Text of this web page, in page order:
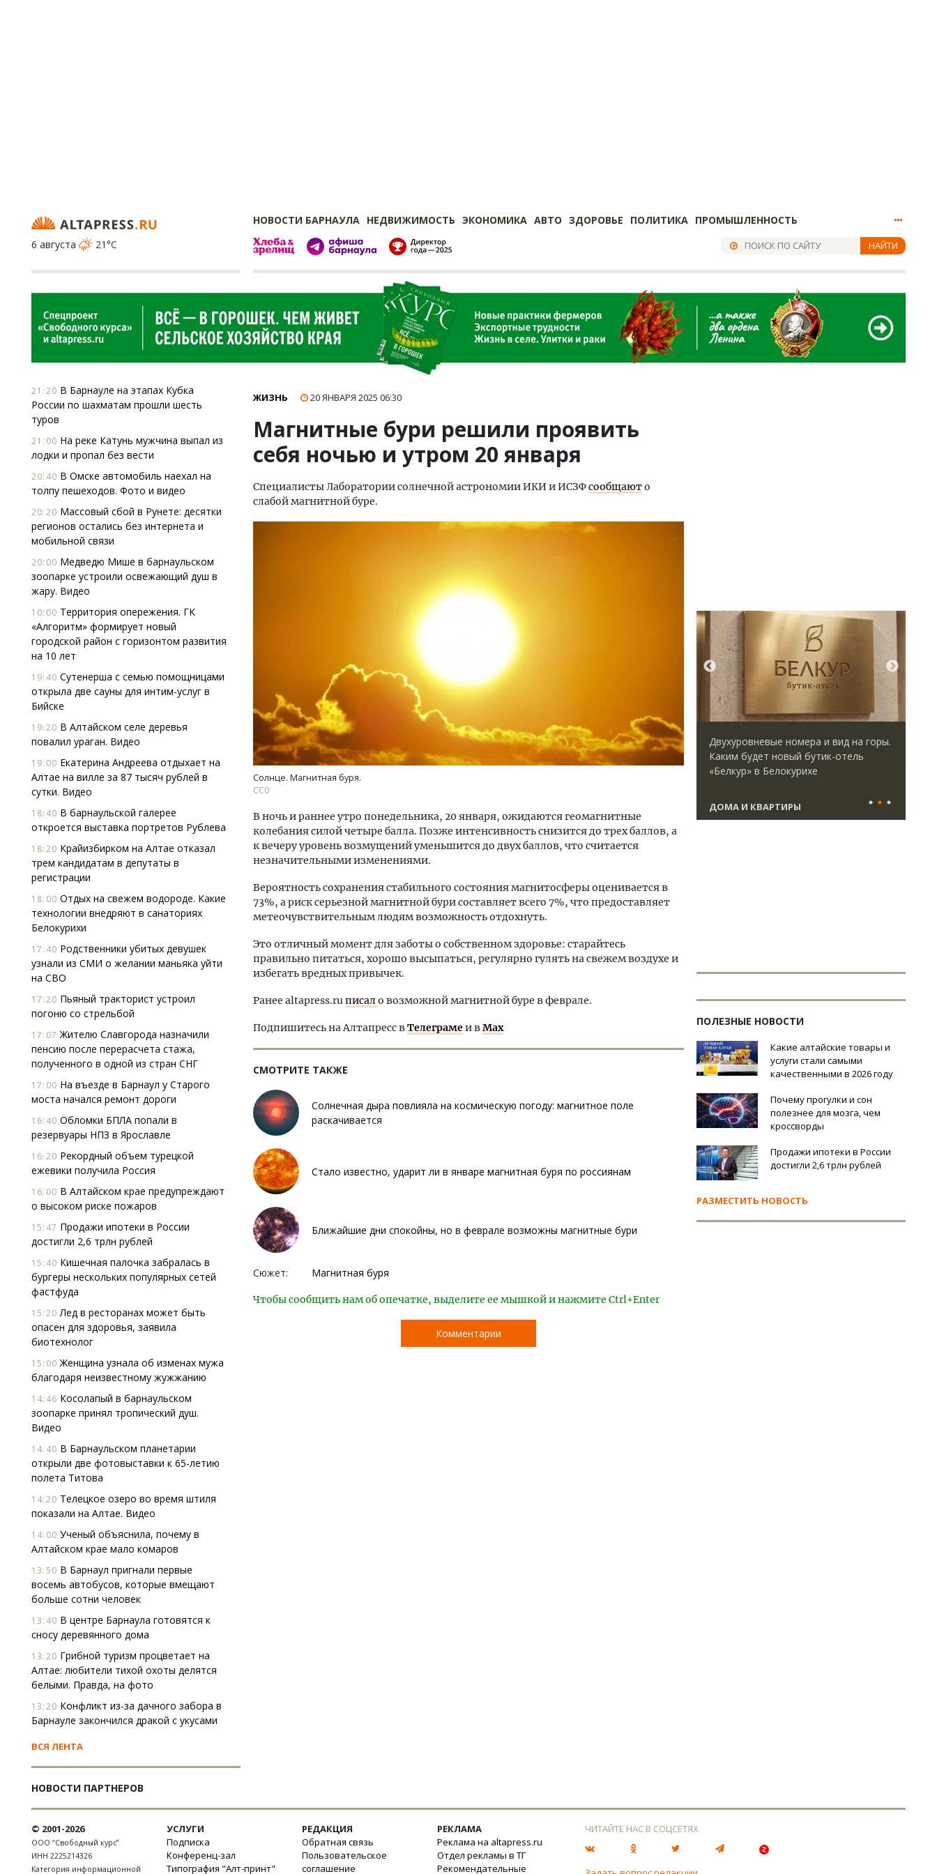
НОВОСТИ БАРНАУЛА НЕДВИЖИМОСТЬ ЭКОНОМИКА АВТО ЗДОРОВЬЕ ПОЛИТИКА ПРОМЫШЛЕННОСТЬ
6 августа
21°C НАЙТИ
21:20 В Барнауле на этапах Кубка
России по шахматам прошли шесть
туров
21:00 На реке Катунь мужчина выпал из
лодки и пропал без вести
20:40 В Омске автомобиль наехал на
толпу пешеходов. Фото и видео
20:20 Массовый сбой в Рунете: десятки
регионов остались без интернета и
мобильной связи
20:00 Медведю Мише в барнаульском
зоопарке устроили освежающий душ в
жару. Видео
10:00 Территория опережения. ГК
«Алгоритм» формирует новый
городской район с горизонтом развития
на 10 лет
19:40 Сутенерша с семью помощницами
открыла две сауны для интим-услуг в
Бийске
19:20 В Алтайском селе деревья
повалил ураган. Видео
19:00 Екатерина Андреева отдыхает на
Алтае на вилле за 87 тысяч рублей в
сутки. Видео
18:40 В барнаульской галерее
откроется выставка портретов Рублева
18:20 Крайизбирком на Алтае отказал
трем кандидатам в депутаты в
регистрации
18:00 Отдых на свежем водороде. Какие
технологии внедряют в санаториях
Белокурихи
17:40 Родственники убитых девушек
узнали из СМИ о желании маньяка уйти
на СВО
17:20 Пьяный тракторист устроил
погоню со стрельбой
17:07 Жителю Славгорода назначили
пенсию после перерасчета стажа,
полученного в одной из стран СНГ
17:00 На въезде в Барнаул у Старого
моста начался ремонт дороги
16:40 Обломки БПЛА попали в
резервуары НПЗ в Ярославле
16:20 Рекордный объем турецкой
ежевики получила Россия
16:00 В Алтайском крае предупреждают
о высоком риске пожаров
15:47 Продажи ипотеки в России
достигли 2,6 трлн рублей
15:40 Кишечная палочка забралась в
бургеры нескольких популярных сетей
фастфуда
15:20 Лед в ресторанах может быть
опасен для здоровья, заявила
биотехнолог
15:00 Женщина узнала об изменах мужа
благодаря неизвестному жужжанию
14:46 Косолапый в барнаульском
зоопарке принял тропический душ.
Видео
14:40 В Барнаульском планетарии
открыли две фотовыставки к 65-летию
полета Титова
14:20 Телецкое озеро во время штиля
показали на Алтае. Видео
14:00 Ученый объяснила, почему в
Алтайском крае мало комаров
13:50 В Барнаул пригнали первые
восемь автобусов, которые вмещают
больше сотни человек
13:40 В центре Барнаула готовятся к
сносу деревянного дома
13:20 Грибной туризм процветает на
Алтае: любители тихой охоты делятся
белыми. Правда, на фото
13:20 Конфликт из-за дачного забора в
Барнауле закончился дракой с укусами
ВСЯ ЛЕНТА
НОВОСТИ ПАРТНЕРОВ
ЖИЗНЬ 20 ЯНВАРЯ 2025 06:30
Магнитные бури решили проявить
себя ночью и утром 20 января
Специалисты Лаборатории солнечной астрономии ИКИ и ИСЗФсообщаюто
слабой магнитной буре.
Солнце. Магнитная буря.
СС0
В ночь и раннее утро понедельника, 20 января, ожидаются геомагнитные
колебания силой четыре балла. Позже интенсивность снизится до трех баллов, а
к вечеру уровень возмущений уменьшится до двух баллов, что считается
незначительными изменениями.
Вероятность сохранения стабильного состояния магнитосферы оценивается в
73%, а риск серьезной магнитной бури составляет всего 7%, что предоставляет
метеочувствительным людям возможность отдохнуть.
Это отличный момент для заботы о собственном здоровье: старайтесь
правильно питаться, хорошо высыпаться, регулярно гулять на свежем воздухе и
избегать вредных привычек.
Ранее altapress.ruписало возможной магнитной буре в феврале.
Подпишитесь на Алтапресс вТелеграмеи вMax
СМОТРИТЕ ТАКЖЕ
Солнечная дыра повлияла на космическую погоду: магнитное поле
раскачивается
Стало известно, ударит ли в январе магнитная буря по россиянам
Ближайшие дни спокойны, но в феврале возможны магнитные бури
Сюжет: Магнитная буря
Чтобы сообщить нам об опечатке, выделите ее мышкой и нажмите Ctrl+Enter
Комментарии
Смелость архитектурных идей.
Генеральный директор компании
ЗИАС — об эстетике городов,
трендах в фасадах и развитии рынка
Архитектурный код начинается с
земли. Мощение крупноформатными
Двухуровневые номера и вид на горы.
Каким будет новый бутик-отель
«Белкур» в Белокурихе
ДОМА И КВАРТИРЫ
ПОЛЕЗНЫЕ НОВОСТИ
Какие алтайские товары и
услуги стали самыми
качественными в 2026 году
Почему прогулки и сон
полезнее для мозга, чем
кроссворды
Продажи ипотеки в России
достигли 2,6 трлн рублей
РАЗМЕСТИТЬ НОВОСТЬ
© 2001-2026
ООО “Свободный курс”
ИНН 2225214326
Категория информационной
УСЛУГИ
Подписка
Конференц-зал
Типография "Алт-принт"
РЕДАКЦИЯ
Обратная связь
Пользовательское
соглашение
РЕКЛАМА
Реклама на altapress.ru
Отдел рекламы в ТГ
Рекомендательные
ЧИТАЙТЕ НАС В СОЦСЕТЯХ